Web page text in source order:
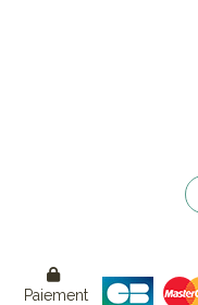

Paiement